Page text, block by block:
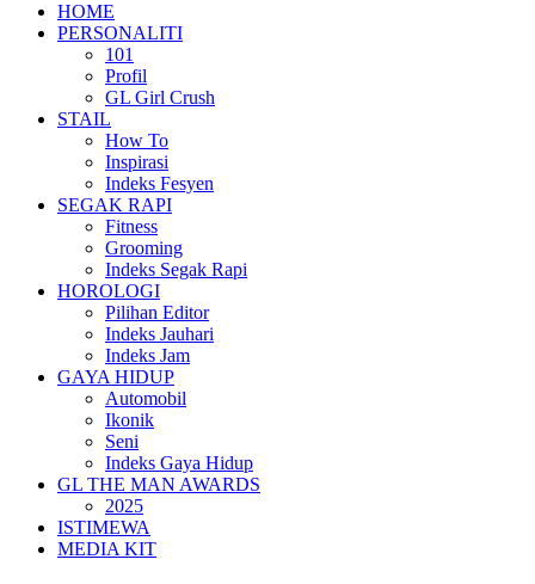
HOME
PERSONALITI
101
Profil
GL Girl Crush
STAIL
How To
Inspirasi
Indeks Fesyen
SEGAK RAPI
Fitness
Grooming
Indeks Segak Rapi
HOROLOGI
Pilihan Editor
Indeks Jauhari
Indeks Jam
GAYA HIDUP
Automobil
Ikonik
Seni
Indeks Gaya Hidup
GL THE MAN AWARDS
2025
ISTIMEWA
MEDIA KIT